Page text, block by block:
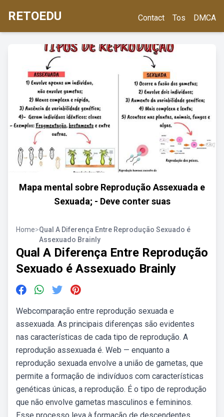
RETOEDU Contact Tos DMCA
Mapa mental sobre Reprodução Assexuada e
Sexuada; - Deve conter suas
Home>Qual A Diferença Entre Reprodução Sexuado é
Assexuado Brainly
Qual A Diferença Entre Reprodução
Sexuado é Assexuado Brainly
Webcomparação entre reprodução sexuada e
assexuada. As principais diferenças são evidentes
nas características de cada tipo de reprodução. A
reprodução assexuada é. Web — enquanto a
reprodução sexuada envolve a união de gametas, que
permite a formação de indivíduos com características
genéticas únicas, a reprodução. É o tipo de reprodução
que não envolve gametas masculinos e femininos.